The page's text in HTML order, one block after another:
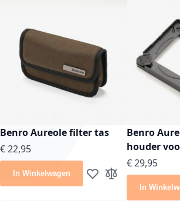
Benro Aureole filter tas
€ 22,95
In Winkelwagen Voeg toe aan
Toevoegen om
Benro
houder
€ 29,95
In